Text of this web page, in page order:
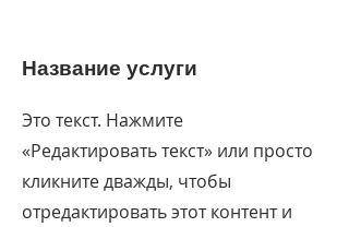
Название услуги
Это текст. Нажмите
«Редактировать текст» или просто
кликните дважды, чтобы
отредактировать этот контент и